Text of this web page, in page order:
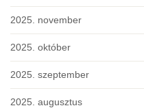
2025. november
2025. október
2025. szeptember
2025. augusztus